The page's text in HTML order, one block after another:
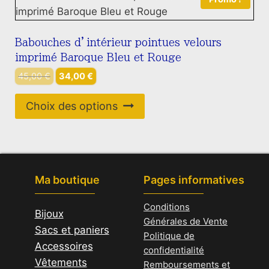
du
variations.
Les
options
peuvent
la
Babouches d’intérieur pointues velours
imprimé Baroque Bleu et Rouge
45,00€ Le
initial
était :
34,00€ Le
actuel
est :
Choix des options
produit
Les
options
peuvent
être
choisies
sur
Ma boutique
Bijoux
Sacs et paniers
Accessoires
Vêtements
Pages informatives
Conditions
Générales de Vente
Politique de
confidentialité
Remboursements et